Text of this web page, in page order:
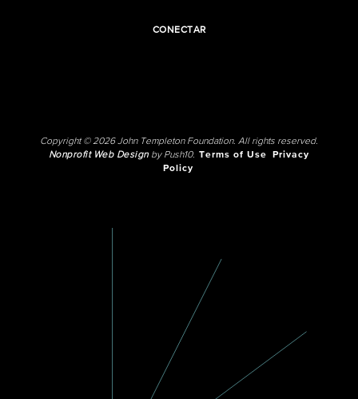
CONECTAR
Copyright © 2026 John Templeton Foundation. All rights reserved.
Nonprofit Web Designby Push10. Terms of Use
Privacy
Policy